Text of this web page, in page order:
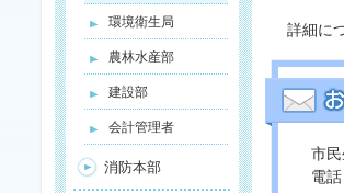
詳細に
市
電
環境衛生局
農林水産部
建設部
会計管理者
消防本部